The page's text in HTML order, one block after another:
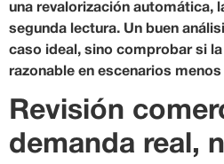
una revalorización automática,
segunda lectura. Un buen
caso ideal, sino comprobar si
razonable en escenarios
Revisión
demanda real,